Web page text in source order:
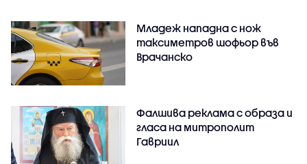
Младеж нападна с нож
таксиметров шофьор във
Врачанско
Фалшива реклама с образа и
гласа на митрополит
Гавриил